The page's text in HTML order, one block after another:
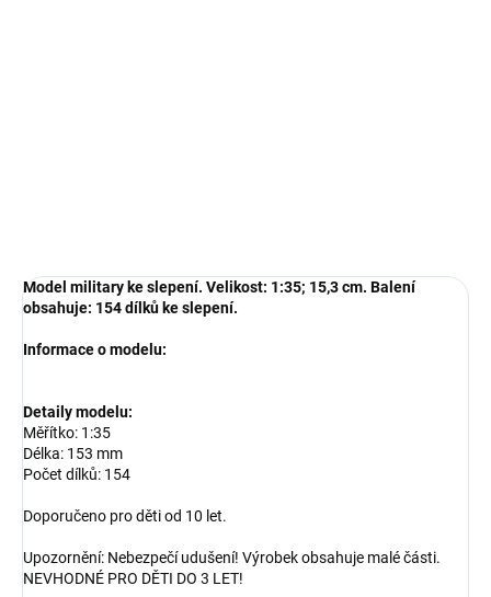
Model military ke slepení. Velikost: 1:35; 15,3 cm. Balení
obsahuje: 154 dílků ke slepení.
Informace o modelu:
Detaily modelu:
Měřítko: 1:35
Délka: 153 mm
Počet dílků: 154
Doporučeno pro děti od 10 let.
Upozornění: Nebezpečí udušení! Výrobek obsahuje malé části.
NEVHODNÉ PRO DĚTI DO 3 LET!